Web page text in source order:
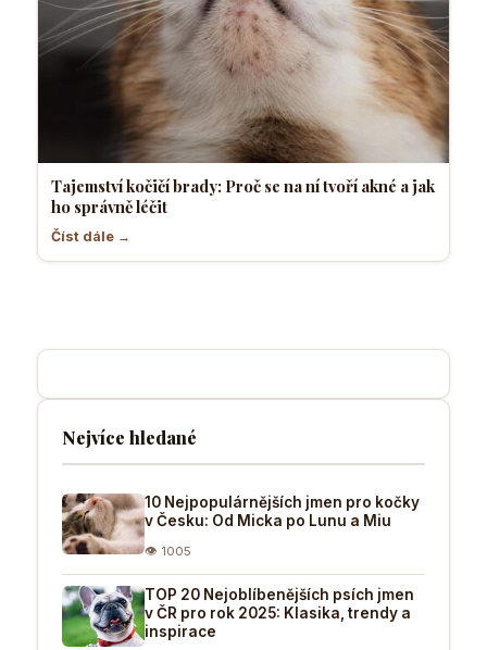
Tajemství kočičí brady: Proč se na ní tvoří akné a jak
ho správně léčit
Číst dále →
Nejvíce hledané
10 Nejpopulárnějších jmen pro kočky
v Česku: Od Micka po Lunu a Miu
👁 1005
TOP 20 Nejoblíbenějších psích jmen
v ČR pro rok 2025: Klasika, trendy a
inspirace